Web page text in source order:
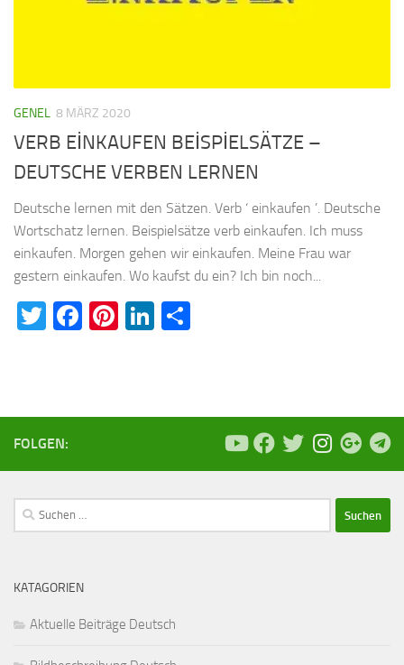
GENEL 8 MÄRZ 2020
VERB EİNKAUFEN BEİSPİELSÄTZE –
DEUTSCHE VERBEN LERNEN
Deutsche lernen mit den Sätzen. Verb ‘ einkaufen ’. Deutsche
Wortschatz lernen. Beispielsätze verb einkaufen. Ich muss
einkaufen. Morgen gehen wir einkaufen. Meine Frau war
gestern einkaufen. Wo kaufst du ein? Ich bin noch...
Twitter
Facebook
Pinterest
LinkedIn
FOLGEN:
Suchen
nach:
KATAGORIEN
Aktuelle Beiträge Deutsch